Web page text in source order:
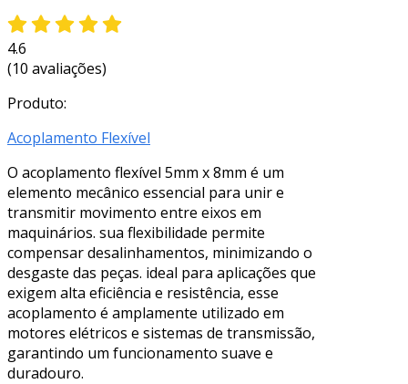
4.6
(10 avaliações)
Produto:
Acoplamento Flexível
O acoplamento flexível 5mm x 8mm é um
elemento mecânico essencial para unir e
transmitir movimento entre eixos em
maquinários. sua flexibilidade permite
compensar desalinhamentos, minimizando o
desgaste das peças. ideal para aplicações que
exigem alta eficiência e resistência, esse
acoplamento é amplamente utilizado em
motores elétricos e sistemas de transmissão,
garantindo um funcionamento suave e
duradouro.